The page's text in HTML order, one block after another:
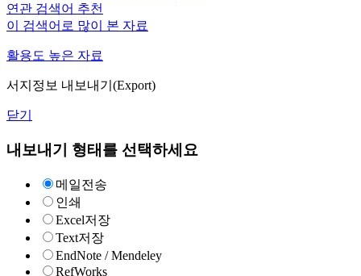
연관 검색어 추천
이 검색어로 많이 본 자료
활용도 높은 자료
서지정보 내보내기(Export)
닫기
내보내기 형태를 선택하세요
메일전송
인쇄
Excel저장
Text저장
EndNote / Mendeley
RefWorks